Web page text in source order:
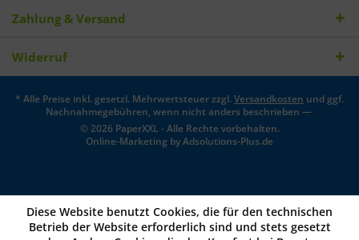
Zahlung & Versand
Widerruf
* Alle Preise inkl. gesetzl. Mehrwertsteuer zzgl.Versandkosten und ggf.
Nachnahmegebühren, wenn nicht anders beschrieben —
© 2026 PaperXXL - Alle Rechte vorbehalten.
Online-Marketing byAdsolutions-Plus.de
Diese Website benutzt Cookies, die für den technischen
Betrieb der Website erforderlich sind und stets gesetzt